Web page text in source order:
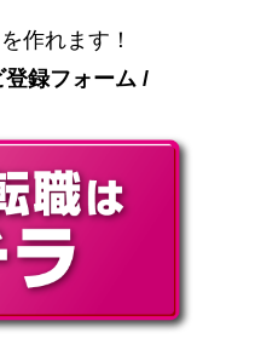
作れます！
録フォーム /